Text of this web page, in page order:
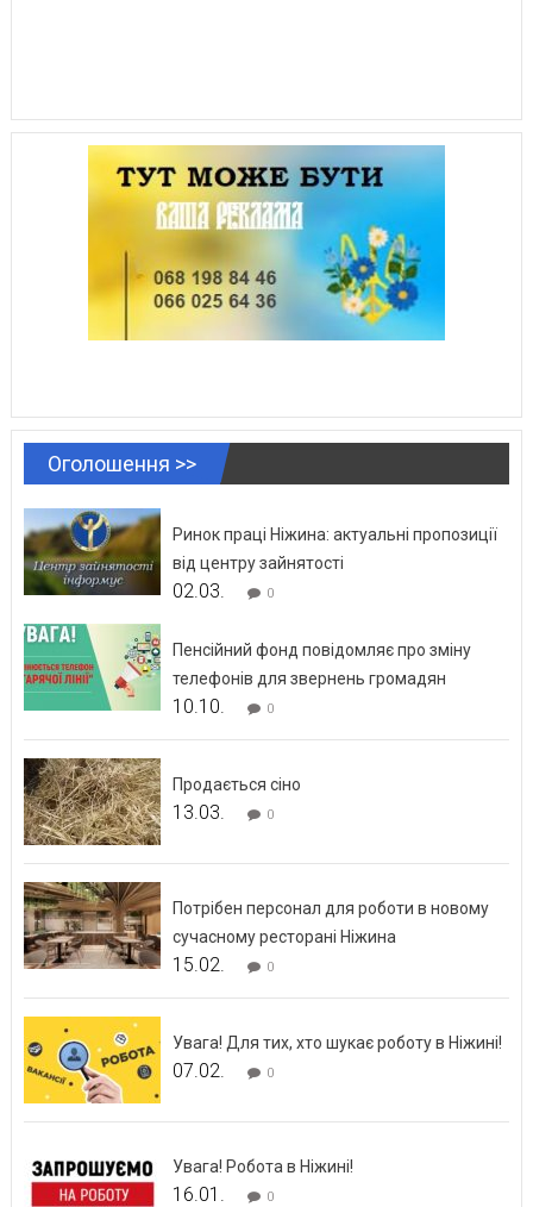
Оголошення >>
Ринок праці Ніжина: актуальні пропозиції
від центру зайнятості
02.03. 0
Пенсійний фонд повідомляє про зміну
телефонів для звернень громадян
10.10. 0
Продається сіно
13.03. 0
Потрібен персонал для роботи в новому
сучасному ресторані Ніжина
15.02. 0
Увага! Для тих, хто шукає роботу в Ніжині!
07.02. 0
Увага! Робота в Ніжині!
16.01. 0